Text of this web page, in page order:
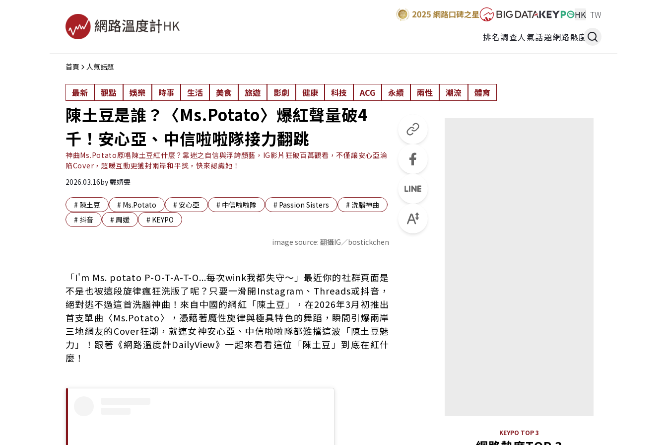
HK TW
排名調查人氣話題網路熱度
首頁 人氣話題
最新 觀點 娛樂 時事 生活 美食 旅遊 影劇 健康 科技 ACG 永續 兩性 潮流 體育
陳土豆是誰？〈Ms.Potato〉爆紅聲量破4
千！安心亞、中信啦啦隊接力翻跳
神曲Ms.Potato原唱陳土豆紅什麼？靠迷之自信與浮誇顏藝，IG影片狂破百萬觀看，不僅讓安心亞淪
陷Cover，超暖互動更獲封兩岸和平獎，快來認識她！
2026.03.16by戴婧雯
# 陳土豆 # Ms.Potato # 安心亞 # 中信啦啦隊 # Passion Sisters # 洗腦神曲
# 抖音 #周媛 # KEYPO
image source: 翻攝IG／bostickchen
滿腦子都是POTATO！聲量飆破四千 IG影音屢破百萬觀看
不當網美當搞笑女！平頭配迷之自信顏藝 神還原周媛超圈粉
安心亞、中信啦啦隊加入Ms.Potato翻跳潮 網狂讚超到位
洗腦神曲「文字自帶聲音」！無雷好感度被網笑封：應頒兩岸和平獎
「I'm Ms. potato P-O-T-A-T-O...每次wink我都失守～」最近你的社群頁面是
不是也被這段旋律瘋狂洗版了呢？只要一滑開Instagram、Threads或抖音，
絕對逃不過這首洗腦神曲！來自中國的網紅「陳土豆」，在2026年3月初推出
首支單曲〈Ms.Potato〉，憑藉著魔性旋律與極具特色的舞蹈，瞬間引爆兩岸
三地網友的Cover狂潮，就連女神安心亞、中信啦啦隊都難擋這波「陳土豆魅
力」！跟著《網路溫度計DailyView》一起來看看這位「陳土豆」到底在紅什
麼！
KEYPO TOP 3